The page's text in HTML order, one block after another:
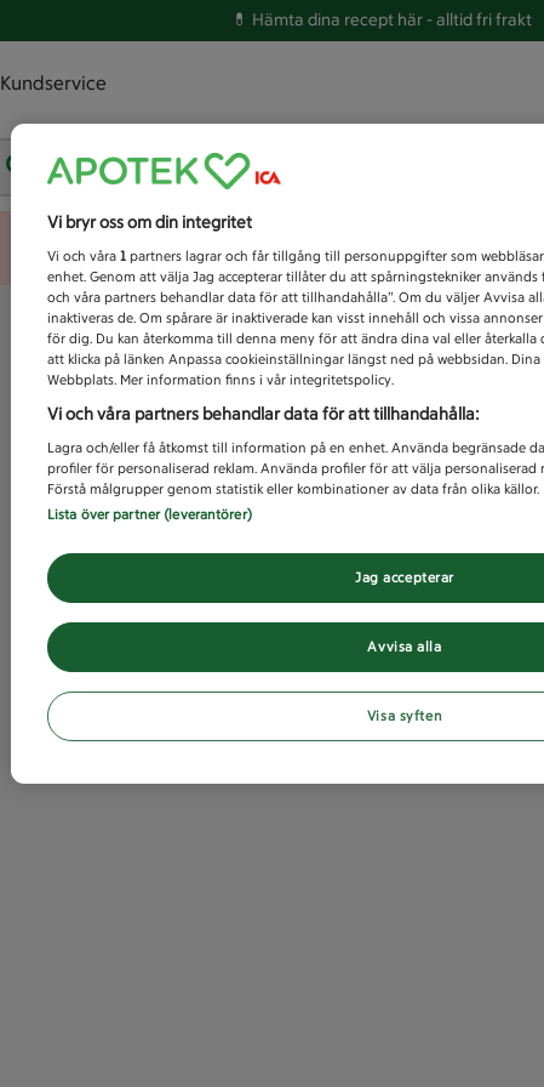
💊 Hämta dina recept här -alltid fri frakt
Kundservice
Vad letar du efter idag?
Vi bryr oss om din integritet
Vi och våra 1 partners lagrar och får tillgång till personuppgifter som
enhet. Genom att välja Jag accepterar tillåter du att spårningstekniker
och våra partners behandlar data för att tillhandahålla”. Om du väljer Avvisa
inaktiveras de. Om spårare är inaktiverade kan visst innehåll och vissa
för dig. Du kan återkomma till denna meny för att ändra dina val eller återkalla
att klicka på länken Anpassa cookieinställningar längst ned på webbsidan.
Webbplats. Mer information finns i vår integritetspolicy.
Vi och våra partners behandlar data för att tillhandahålla:
Lagra och/eller få åtkomst till information på en enhet. Använda begränsade
profiler för personaliserad reklam. Använda profiler för att välja personaliserad
Förstå målgrupper genom statistik eller kombinationer av data från olika
Lista över partner (leverantörer)
Avvisa alla
Jag accepterar
Visa syften